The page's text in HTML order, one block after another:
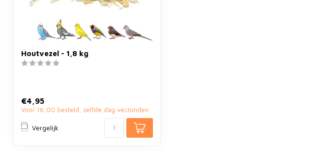
Houtvezel - 1,8 kg
€4,95
Voor 16:00 besteld, zelfde dag verzonden.
Vergelijk